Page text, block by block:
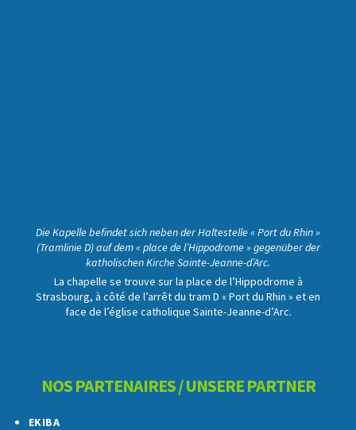
Die Kapelle befindet sich neben der Haltestelle « Port du Rhin »
(Tramlinie D) auf dem « place de l’Hippodrome » gegenüber der
katholischen Kirche Sainte-Jeanne-d’Arc.
La chapelle se trouve sur la place de l’Hippodrome à
Strasbourg, à côté de l’arrêt du tram D « Port du Rhin » et en
face de l’église catholique Sainte-Jeanne-d’Arc.
NOS PARTENAIRES / UNSERE PARTNER
EKIBA